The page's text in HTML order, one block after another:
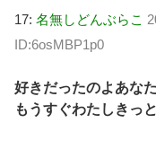
17: 名無しどんぶらこ
ID:6osMBP1p0
好きだったのよあな
もうすぐわたしきっ